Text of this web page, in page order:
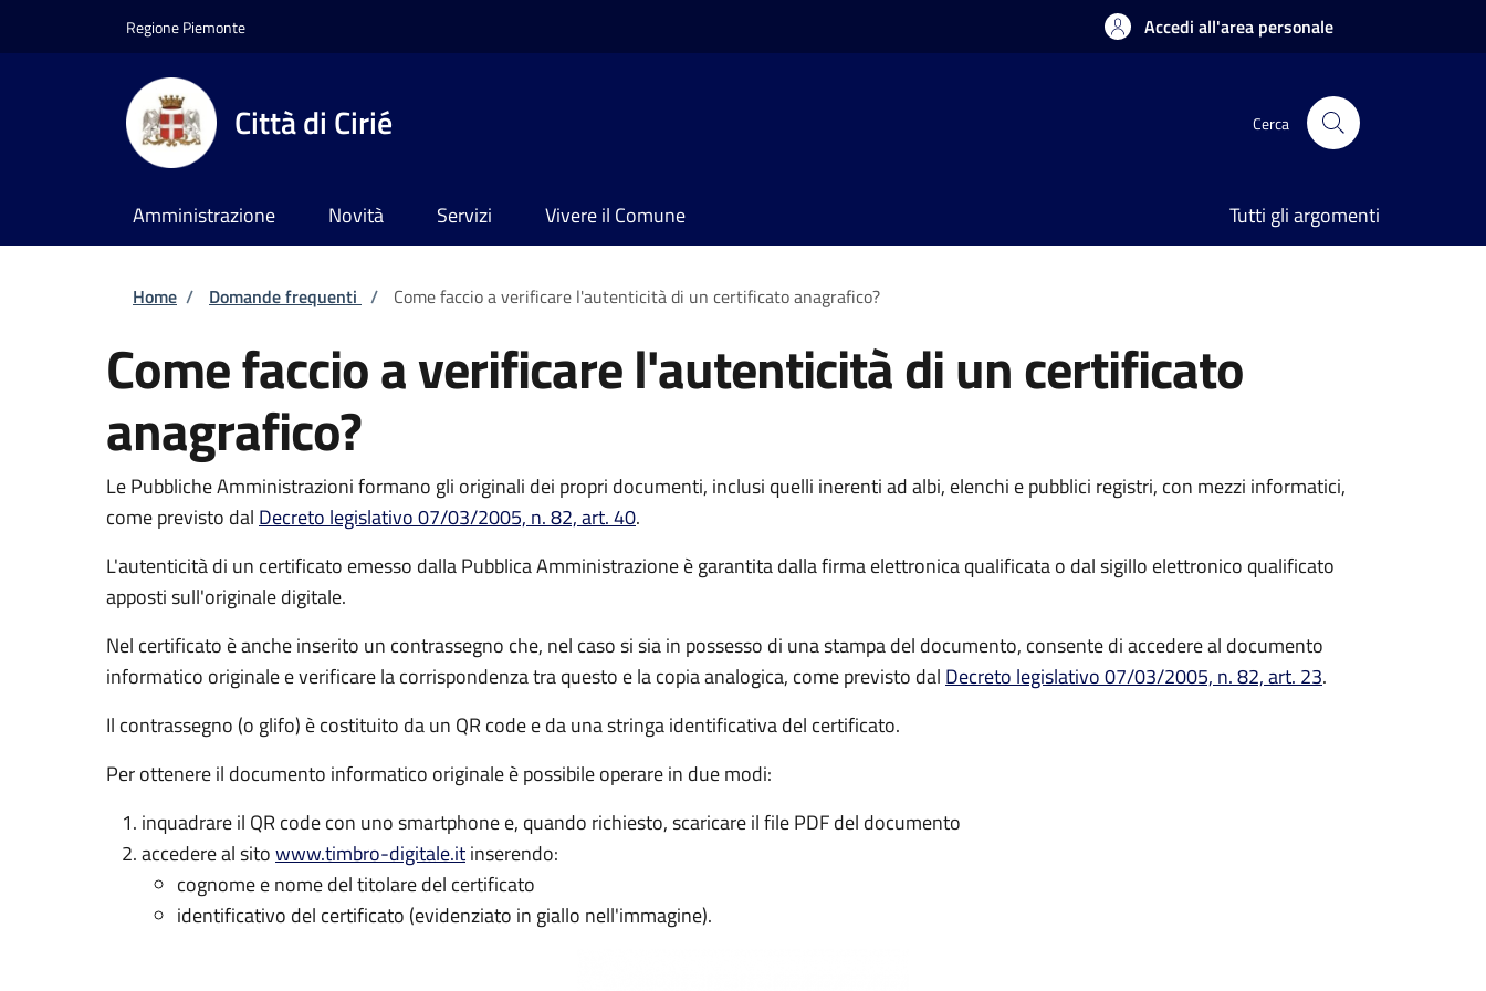
Regione Piemonte Accedi all'area personale
Città di Cirié Cerca
Amministrazione Novità Servizi Vivere il Comune Tutti gli argomenti
Briciole di pane
Home / Domande frequenti / Come faccio a verificare l'autenticità di un certificato anagrafico?
Come faccio a verificare l'autenticità di un certificato
anagrafico?
Le Pubbliche Amministrazioni formano gli originali dei propri documenti, inclusi quelli inerenti ad albi, elenchi e pubblici registri, con mezzi informatici,
come previsto dal Decreto legislativo 07/03/2005, n. 82, art. 40.
L'autenticità di un certificato emesso dalla Pubblica Amministrazione è garantita dalla firma elettronica qualificata o dal sigillo elettronico qualificato
apposti sull'originale digitale.
Nel certificato è anche inserito un contrassegno che, nel caso si sia in possesso di una stampa del documento, consente di accedere al documento
informatico originale e verificare la corrispondenza tra questo e la copia analogica, come previsto dal Decreto legislativo 07/03/2005, n. 82, art. 23.
Il contrassegno (o glifo) è costituito da un QR code e da una stringa identificativa del certificato.
Per ottenere il documento informatico originale è possibile operare in due modi:
inquadrare il QR code con uno smartphone e, quando richiesto, scaricare il file PDF del documento
accedere al sitowww.timbro-digitale.itinserendo:
cognome e nome del titolare del certificato
identificativo del certificato (evidenziato in giallo nell'immagine).